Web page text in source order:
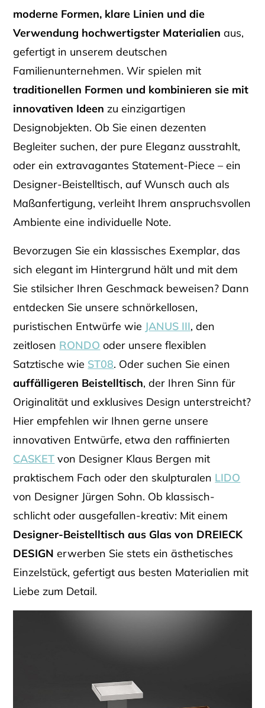
moderne Formen, klare Linien und die
Verwendung hochwertigster Materialien aus,
gefertigt in unserem deutschen
Familienunternehmen. Wir spielen mit
traditionellen Formen und kombinieren sie mit
innovativen Ideen zu einzigartigen
Designobjekten. Ob Sie einen dezenten
Begleiter suchen, der pure Eleganz ausstrahlt,
oder ein extravagantes Statement-Piece – ein
Designer-Beistelltisch, auf Wunsch auch als
Maßanfertigung, verleiht Ihrem anspruchsvollen
Ambiente eine individuelle Note.
Bevorzugen Sie ein klassisches Exemplar, das
sich elegant im Hintergrund hält und mit dem
Sie stilsicher Ihren Geschmack beweisen? Dann
entdecken Sie unsere schnörkellosen,
puristischen Entwürfe wie JANUS III, den
zeitlosen RONDO oder unsere flexiblen
Satztische wie ST08. Oder suchen Sie einen
auffälligeren Beistelltisch, der Ihren Sinn für
Originalität und exklusives Design unterstreicht?
Hier empfehlen wir Ihnen gerne unsere
innovativen Entwürfe, etwa den raffinierten
CASKET von Designer Klaus Bergen mit
praktischem Fach oder den skulpturalen LIDO
von Designer Jürgen Sohn. Ob klassisch-
schlicht oder ausgefallen-kreativ: Mit einem
Designer-Beistelltisch aus Glas von DREIECK
DESIGN erwerben Sie stets ein ästhetisches
Einzelstück, gefertigt aus besten Materialien mit
Liebe zum Detail.